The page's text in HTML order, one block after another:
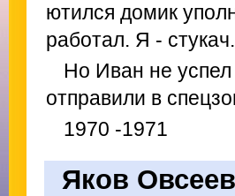
ютился домик
работал. Я -
Но Иван не
отправили в
1970 -1971
Яков